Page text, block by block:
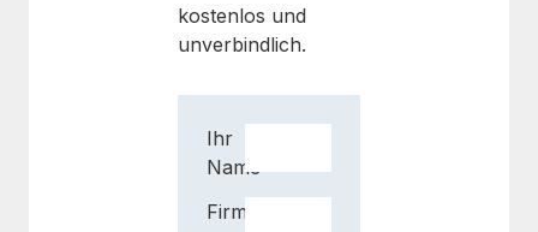
kostenlos und
unverbindlich.
Ihr
Name
Firmenname